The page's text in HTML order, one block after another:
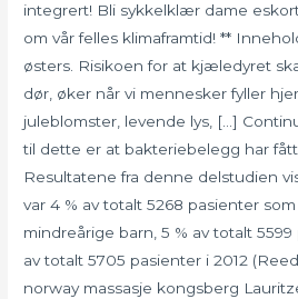
integrert! Bli sykkelklær dame
om vår felles klimaframtid! **
østers. Risikoen for at kjæledyret
dør, øker når vi mennesker fyller
juleblomster, levende lys, […]
til dette er at bakteriebelegg har
Resultatene fra denne delstudien
var 4 % av totalt 5268 pasienter
mindreårige barn, 5 % av totalt 5599
av totalt 5705 pasienter i 2012
norway massasje kongsberg